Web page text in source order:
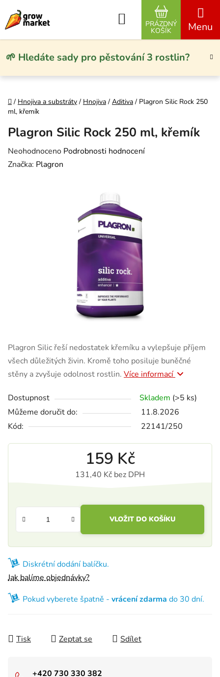
🌱 Hledáte sady pro pěstování 3 rostlin?
Hledat
NÁKUPNÍ
PRÁZDNÝ
KOŠÍK
Domů
/ Hnojiva a substráty / Hnojiva / Aditiva / Plagron Silic Rock 250
ml, křemík
Plagron Silic řeší nedostatek křemíku a vylepšuje příjem
všech důležitých živin. Kromě toho posiluje buněčné
stěny a zvyšuje odolnost rostlin. Více informací
Dostupnost Skladem (>5 ks)
Můžeme doručit do:
11.8.2026
Kód:
22141/250
159 Kč
131,40 Kč bez DPH
VLOŽIT DO KOŠÍKU
Diskrétní dodání balíčku.
Jak balíme objednávky?
Pokud vyberete špatně - vrácení zdarma do 30 dní.
Tisk Zeptat se Sdílet
+420 730 330 382
Plagron Silic Rock 250 ml, křemík
Průměrné hodnocení produktu je 0,0 z 5 hvězdiček.
Neohodnoceno Podrobnosti hodnocení
Značka: Plagron